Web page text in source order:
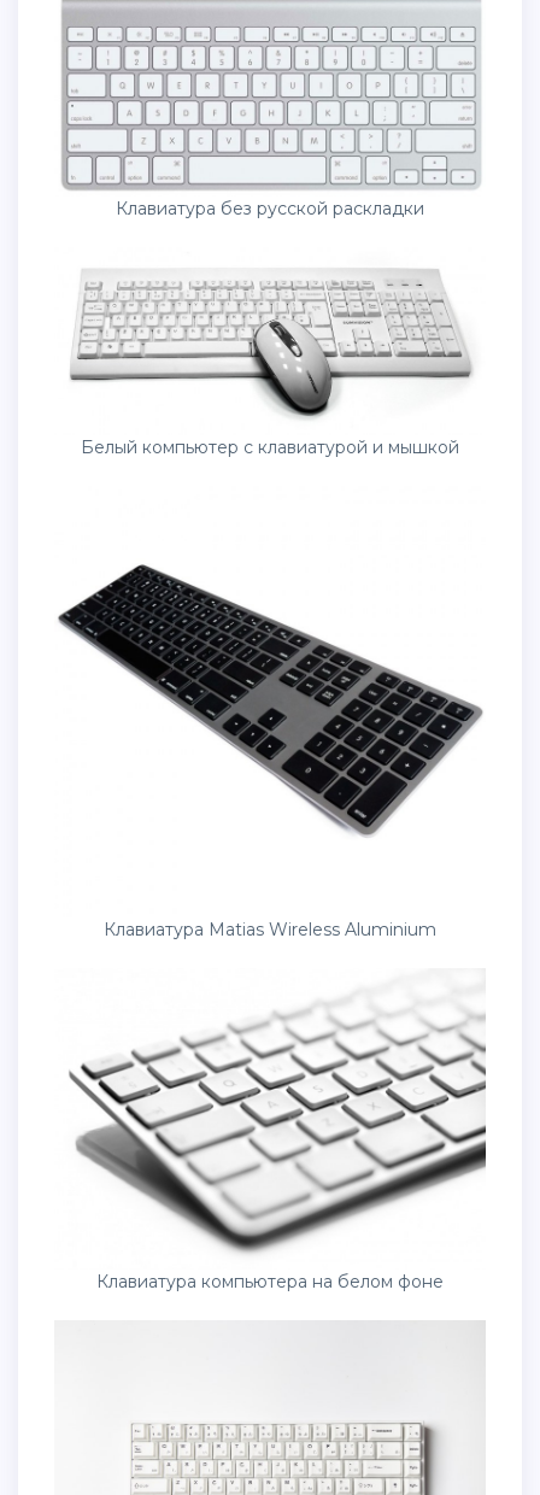
Клавиатура без русской раскладки
Белый компьютер с клавиатурой и мышкой
Клавиатура Matias Wireless Aluminium
Клавиатура компьютера на белом фоне